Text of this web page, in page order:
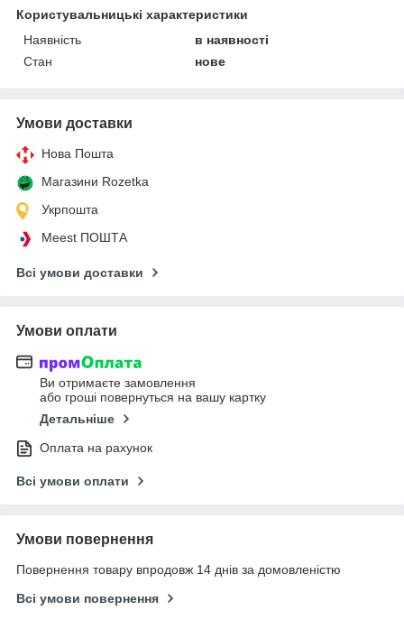
Користувальницькі характеристики
Наявність
в наявності
Стан
нове
Умови доставки
Нова Пошта
Магазини Rozetka
Укрпошта
Meest ПОШТА
Всі умови доставки
Умови оплати
Ви отримаєте замовлення
або гроші повернуться на вашу картку
Детальніше
Оплата на рахунок
Всі умови оплати
Умови повернення
Повернення товару впродовж 14 днів за домовленістю
Всі умови повернення